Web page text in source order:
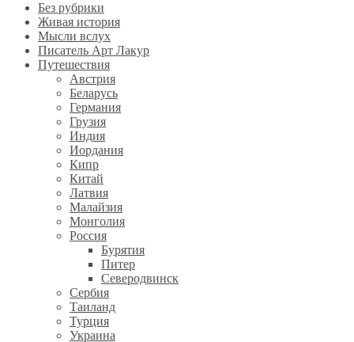
Без рубрики
Живая история
Мысли вслух
Писатель Арт Лакур
Путешествия
Австрия
Беларусь
Германия
Грузия
Индия
Иордания
Кипр
Китай
Латвия
Малайзия
Монголия
Россия
Бурятия
Питер
Северодвинск
Сербия
Таиланд
Турция
Украина